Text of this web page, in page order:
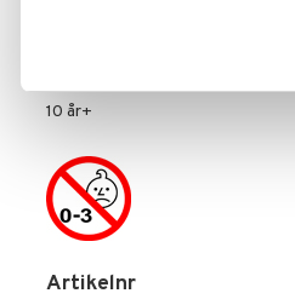
Bussen i detta byggset med 954
10 år+
Artikelnr